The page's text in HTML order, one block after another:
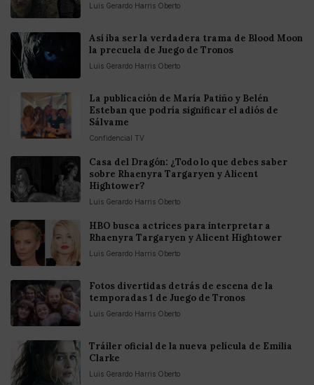
Luis Gerardo Harris Oberto
Así iba ser la verdadera trama de Blood Moon
la precuela de Juego de Tronos
Luis Gerardo Harris Oberto
La publicación de María Patiño y Belén
Esteban que podría significar el adiós de
Sálvame
Confidencial TV
Casa del Dragón: ¿Todo lo que debes saber
sobre Rhaenyra Targaryen y Alicent
Hightower?
Luis Gerardo Harris Oberto
HBO busca actrices para interpretar a
Rhaenyra Targaryen y Alicent Hightower
Luis Gerardo Harris Oberto
Fotos divertidas detrás de escena de la
temporadas 1 de Juego de Tronos
Luis Gerardo Harris Oberto
Tráiler oficial de la nueva película de Emilia
Clarke
Luis Gerardo Harris Oberto